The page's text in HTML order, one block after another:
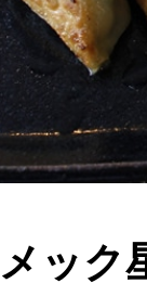
ック